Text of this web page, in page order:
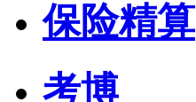
保险精算
考博